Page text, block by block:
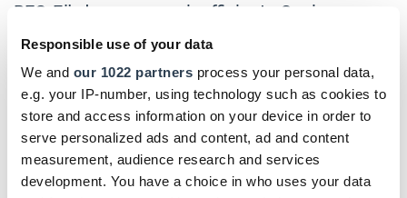
Responsible use of your data
We and our 1022 partners process your personal data,
e.g. your IP-number, using technology such as cookies to
store and access information on your device in order to
serve personalized ads and content, ad and content
measurement, audience research and services
development. You have a choice in who uses your data
BEG-Förderung energieeffiziente Sanierung
von Wohngebäuden und Nichtwohngebäuden:
– Der zusätzliche Bonus in Höhe von fünf Prozent für die
Effizienzhaus-Stufen mit Erneuerbaren Energien Klasse (EE-
Klasse) entfällt.
– Für die Sanierung von Wohngebäuden beträgt der
Förderhöchstbetrag einheitlich 150.000 EUR pro